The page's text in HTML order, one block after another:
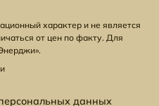
характер и не является
от цен по факту. Для
данных